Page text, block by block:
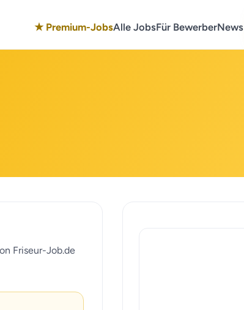
★ Premium-JobsAlle JobsFür BewerberNews
Friseur-Job.de